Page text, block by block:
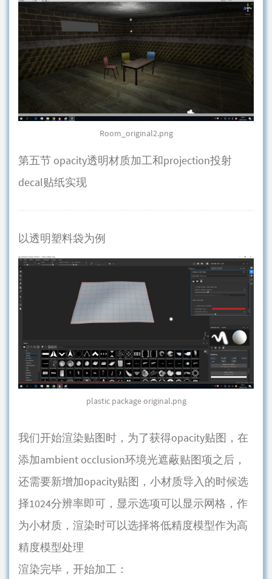
Room_original2.png
第五节 opacity透明材质加工和projection投射
decal贴纸实现
以透明塑料袋为例
plastic package original.png
我们开始渲染贴图时，为了获得opacity贴图，在
添加ambient occlusion环境光遮蔽贴图项之后，
还需要新增加opacity贴图，小材质导入的时候选
择1024分辨率即可，显示选项可以显示网格，作
为小材质，渲染时可以选择将低精度模型作为高
精度模型处理
渲染完毕，开始加工：